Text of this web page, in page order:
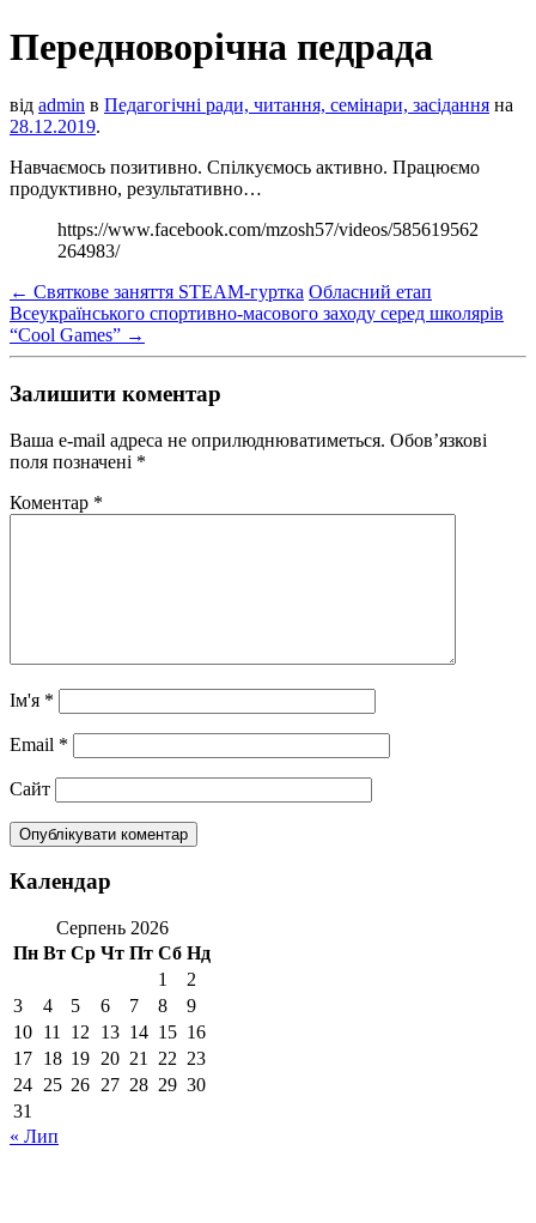
Передноворічна педрада
від admin в Педагогічні ради, читання, семінари, засідання на
28.12.2019.
Навчаємось позитивно. Спілкуємось активно. Працюємо
продуктивно, результативно…
https://www.facebook.com/mzosh57/videos/585619562
264983/
← Святкове заняття STEAM-гуртка Обласний етап
Всеукраїнського спортивно-масового заходу серед школярів
“Cool Games” →
Залишити коментар
Ваша e-mail адреса не оприлюднюватиметься. Обов’язкові
поля позначені *
Коментар *
Ім'я *
Email *
Сайт
Календар
Серпень 2026
Пн Вт Ср Чт Пт Сб Нд
1
2
3
4 5 6 7 8
9
10 11 12 13 14 15 16
17 18 19 20 21 22 23
24 25 26 27 28 29 30
31
« Лип